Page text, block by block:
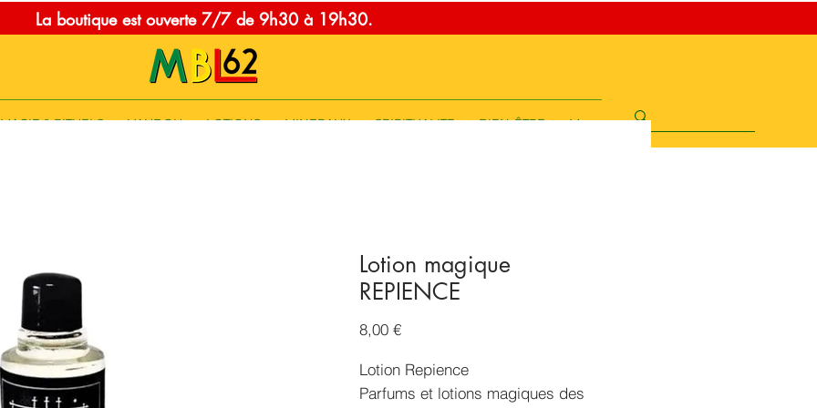
La boutique est ouverte 7/7 de 9h30 à 19h30.
MAGIE & RITUELS VAUDOU LOTIONS MINERAUX SPIRITUALITE BIEN-ÊTRE More
Lotion magique
REPIENCE
8,00 €Prix
Lotion Repience
Parfums et lotions magiques des